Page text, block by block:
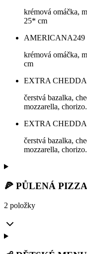
krémová omáčka,
25* cm
AMERICANA249
krémová omáčka,
cm
EXTRA
čerstvá bazalka,
mozzarella,
EXTRA
čerstvá bazalka,
mozzarella,
🍕 PŮLENÁ PIZZA
2 položky